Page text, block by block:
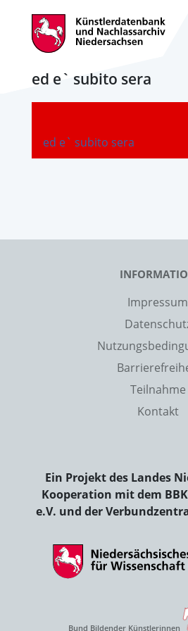
ed e` subito sera
ed e` subito sera
Impressum
Teilnahme
Kontakt
Ein Projekt des Landes
Kooperation mit dem
e.V. und der
Bund Bildender Künstlerinnen